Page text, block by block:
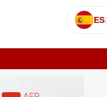
ES|